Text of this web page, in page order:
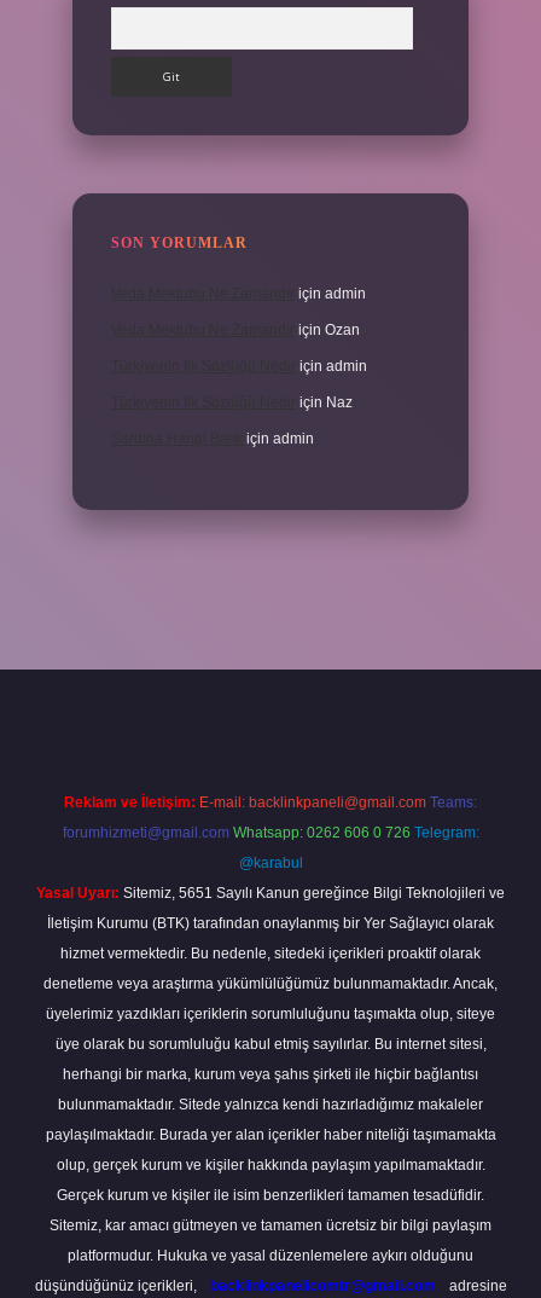
SON YORUMLAR
için admin
için Ozan
için admin
için Naz
için admin
Reklam ve İletişim: E-mail: backlinkpaneli@gmail.com Teams:
forumhizmeti@gmail.com Whatsapp: 0262 606 0 726 Telegram:
@karabul
Yasal Uyarı: Sitemiz, 5651 Sayılı Kanun gereğince Bilgi Teknolojileri ve
İletişim Kurumu (BTK) tarafından onaylanmış bir Yer Sağlayıcı olarak
hizmet vermektedir. Bu nedenle, sitedeki içerikleri proaktif olarak
denetleme veya araştırma yükümlülüğümüz bulunmamaktadır. Ancak,
üyelerimiz yazdıkları içeriklerin sorumluluğunu taşımakta olup, siteye
üye olarak bu sorumluluğu kabul etmiş sayılırlar. Bu internet sitesi,
herhangi bir marka, kurum veya şahıs şirketi ile hiçbir bağlantısı
bulunmamaktadır. Sitede yalnızca kendi hazırladığımız makaleler
paylaşılmaktadır. Burada yer alan içerikler haber niteliği taşımamakta
olup, gerçek kurum ve kişiler hakkında paylaşım yapılmamaktadır.
Gerçek kurum ve kişiler ile isim benzerlikleri tamamen tesadüfidir.
Sitemiz, kar amacı gütmeyen ve tamamen ücretsiz bir bilgi paylaşım
platformudur. Hukuka ve yasal düzenlemelere aykırı olduğunu
düşündüğünüz içerikleri,
backlinkpanelicomtr@gmail.com adresine